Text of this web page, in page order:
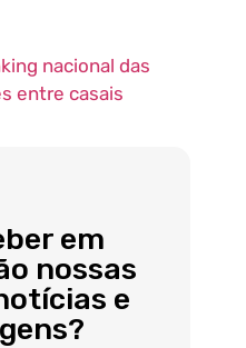
nacional das
entre casais
em
nossas
e